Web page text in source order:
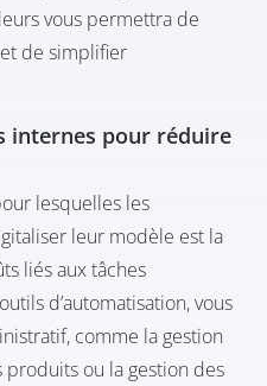
vous permettra de
de simplifier
internes pour réduire
lesquelles les
leur modèle est la
liés aux tâches
d’automatisation, vous
comme la gestion
produits ou la gestion des